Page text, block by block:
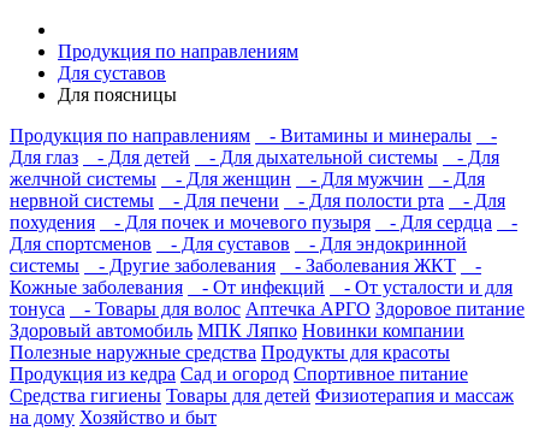
Продукция по направлениям
Для суставов
Для поясницы
Продукция по направлениям
- Витамины и минералы
-
Для глаз
- Для детей - Для дыхательной системы
- Для
желчной системы
- Для женщин - Для мужчин
- Для
нервной системы
- Для печени - Для полости рта
- Для
похудения
- Для почек и мочевого пузыря - Для сердца
-
Для спортсменов
- Для суставов
- Для эндокринной
системы
- Другие заболевания - Заболевания ЖКТ
-
Кожные заболевания
- От инфекций
- От усталости и для
тонуса
- Товары для волос Аптечка АРГО Здоровое питание
Здоровый автомобиль МПК Ляпко Новинки компании
Полезные наружные средства Продукты для красоты
Продукция из кедра Сад и огород Спортивное питание
Средства гигиены Товары для детей Физиотерапия и массаж
на дому Хозяйство и быт